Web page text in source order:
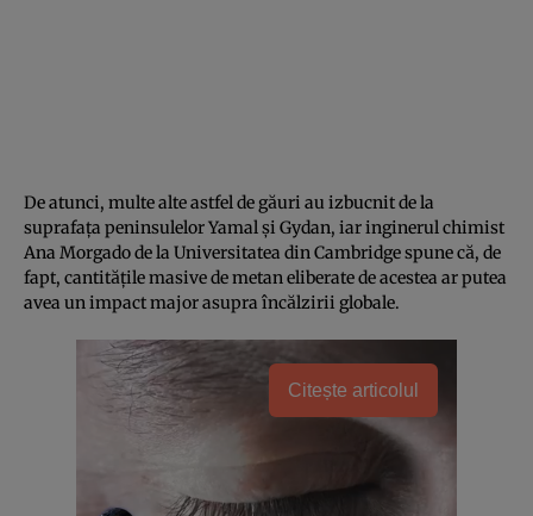
De atunci, multe alte astfel de găuri au izbucnit de la
suprafața peninsulelor Yamal și Gydan, iar inginerul chimist
Ana Morgado de la Universitatea din Cambridge spune că, de
fapt, cantitățile masive de metan eliberate de acestea ar putea
avea un impact major asupra încălzirii globale.
Citește articolul